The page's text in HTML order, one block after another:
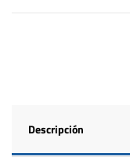
Descripción